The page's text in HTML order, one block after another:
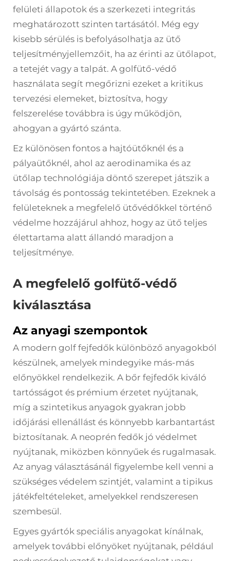
felületi állapotok és a szerkezeti integritás
meghatározott szinten tartásától. Még egy
kisebb sérülés is befolyásolhatja az ütő
teljesítményjellemzőit, ha az érinti az ütőlapot,
a tetejét vagy a talpát. A golfütő-védő
használata segít megőrizni ezeket a kritikus
tervezési elemeket, biztosítva, hogy
felszerelése továbbra is úgy működjön,
ahogyan a gyártó szánta.
Ez különösen fontos a hajtóütőknél és a
pályaütőknél, ahol az aerodinamika és az
ütőlap technológiája döntő szerepet játszik a
távolság és pontosság tekintetében. Ezeknek a
felületeknek a megfelelő ütővédőkkel történő
védelme hozzájárul ahhoz, hogy az ütő teljes
élettartama alatt állandó maradjon a
teljesítménye.
A megfelelő golfütő-védő
kiválasztása
Az anyagi szempontok
A modern golf fejfedők különböző anyagokból
készülnek, amelyek mindegyike más-más
előnyökkel rendelkezik. A bőr fejfedők kiváló
tartósságot és prémium érzetet nyújtanak,
míg a szintetikus anyagok gyakran jobb
időjárási ellenállást és könnyebb karbantartást
biztosítanak. A neoprén fedők jó védelmet
nyújtanak, miközben könnyűek és rugalmasak.
Az anyag választásánál figyelembe kell venni a
szükséges védelem szintjét, valamint a tipikus
játékfeltételeket, amelyekkel rendszeresen
szembesül.
Egyes gyártók speciális anyagokat kínálnak,
amelyek további előnyöket nyújtanak, például